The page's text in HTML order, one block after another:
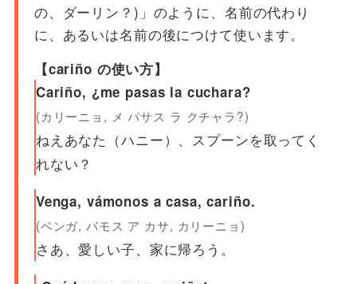
の、ダーリン？)」のように、名前の代わり
に、あるいは名前の後につけて使います。
【cariño の使い方】
Cariño, ¿me pasas la cuchara?
(カリーニョ, メ パサス ラ クチャラ?)
ねえあなた（ハニー）、スプーンを取ってく
れない？
Venga, vámonos a casa, cariño.
(ベンガ, バモス ア カサ, カリーニョ)
さあ、愛しい子、家に帰ろう。